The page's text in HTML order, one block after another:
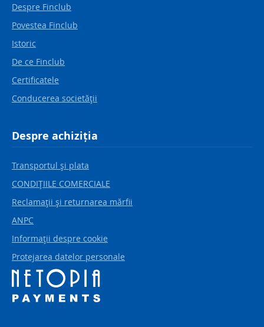
Despre Finclub
Povestea Finclub
Istoric
De ce Finclub
Certificatele
Conducerea societăţii
Despre achiziția
Transportul şi plata
CONDIŢIILE COMERCIALE
Reclamaţii şi returnarea mărfii
ANPC
Informaţii despre cookie
Protejarea datelor personale